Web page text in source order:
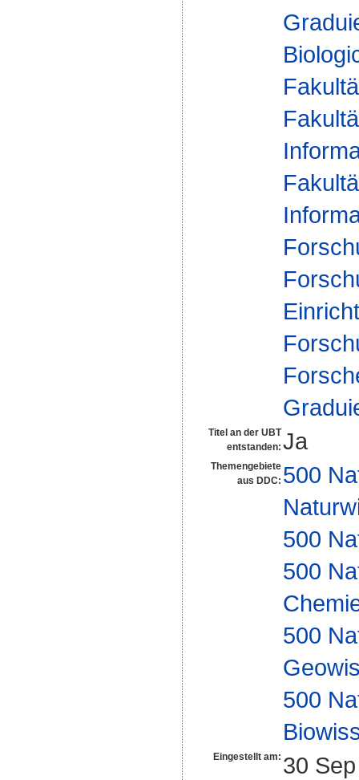
Titel an der UBT
entstanden: Ja
Themengebiete
aus DDC: 500
500
500
500
500
Eingestellt am: 30